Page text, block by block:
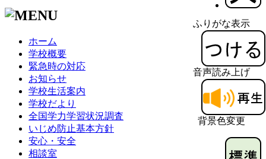
ふりがな表示
音声読み上げ
背景色変更
ホーム
学校概要
緊急時の対応
お知らせ
学校生活案内
学校だより
全国学力学習状況調査
いじめ防止基本方針
安心・安全
相談室